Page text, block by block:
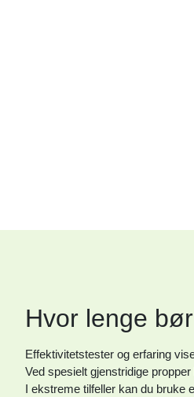
Hvor lenge
Effektivitetstester og erfaring
Ved spesielt gjenstridige
I ekstreme tilfeller kan du bruke